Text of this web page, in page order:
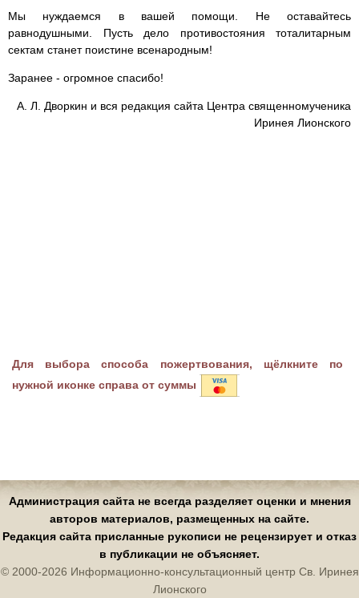
Мы нуждаемся в вашей помощи. Не оставайтесь
равнодушными. Пусть дело противостояния тоталитарным
сектам станет поистине всенародным!
Заранее - огромное спасибо!
А. Л. Дворкин и вся редакция сайта Центра священномученика
Иринея Лионского
Для выбора способа пожертвования, щёлкните по
нужной иконке справа от суммы
Администрация сайта не всегда разделяет оценки и мнения
авторов материалов, размещенных на сайте.
Редакция сайта присланные рукописи не рецензирует и отказ
в публикации не объясняет.
© 2000-2026 Информационно-консультационный центр Св. Иринея
Лионского